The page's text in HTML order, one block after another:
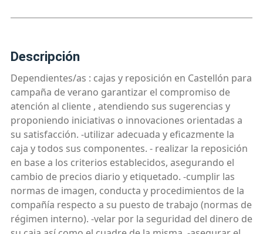
descripción
Dependientes/as : cajas y reposición en Castellón para
campaña de verano garantizar el compromiso de
atención al cliente , atendiendo sus sugerencias y
proponiendo iniciativas o innovaciones orientadas a
su satisfacción. -utilizar adecuada y eficazmente la
caja y todos sus componentes. - realizar la reposición
en base a los criterios establecidos, asegurando el
cambio de precios diario y etiquetado. -cumplir las
normas de imagen, conducta y procedimientos de la
compañía respecto a su puesto de trabajo (normas de
régimen interno). -velar por la seguridad del dinero de